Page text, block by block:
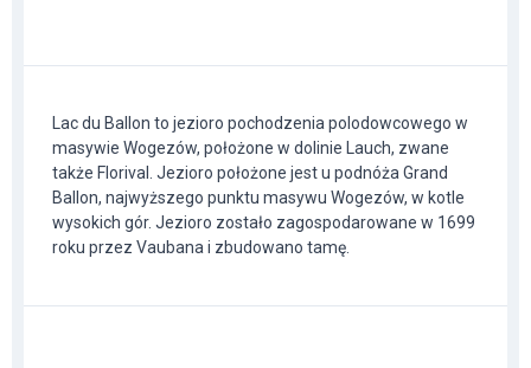
Lac du Ballon to jezioro pochodzenia polodowcowego w
masywie Wogezów, położone w dolinie Lauch, zwane
także Florival. Jezioro położone jest u podnóża Grand
Ballon, najwyższego punktu masywu Wogezów, w kotle
wysokich gór. Jezioro zostało zagospodarowane w 1699
roku przez Vaubana i zbudowano tamę.